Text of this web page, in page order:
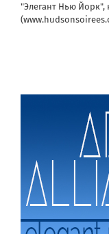
"Элегант Нью Йорк",